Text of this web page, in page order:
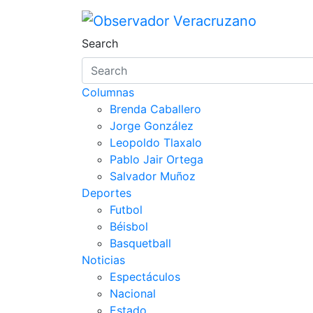
Observador
La noticia bajo la lupa
Search
Columnas
Brenda Caballero
Jorge González
Leopoldo Tlaxalo
Pablo Jair Ortega
Salvador Muñoz
Deportes
Futbol
Béisbol
Basquetball
Noticias
Espectáculos
Nacional
Estado